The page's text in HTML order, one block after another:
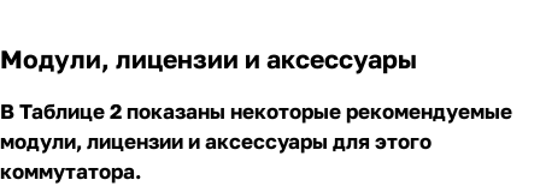
Модули, лицензии и аксессуары
В Таблице 2 показаны некоторые рекомендуемые
модули, лицензии и аксессуары для этого
коммутатора.